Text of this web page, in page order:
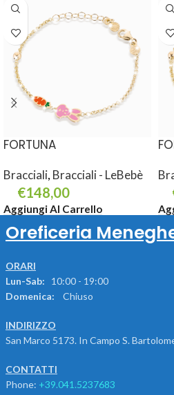
FORTUNA
Bracciali, Bracciali - LeBebè
€148,00
Aggiungi Al Carrello
Oreficeria
ORARI
Lun-Sab: 10:00 - 19:00
Domenica:
Chiuso
INDIRIZZO
San Marco 5173. In Campo S.
CONTATTI
Phone: +39.041.5237683